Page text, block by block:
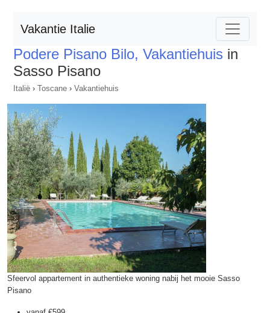
Vakantie Italie
Podere Pisano Bilo, Vakantiehuis in
Sasso Pisano
Italië › Toscane › Vakantiehuis
Sfeervol appartement in authentieke woning nabij het mooie Sasso
Pisano